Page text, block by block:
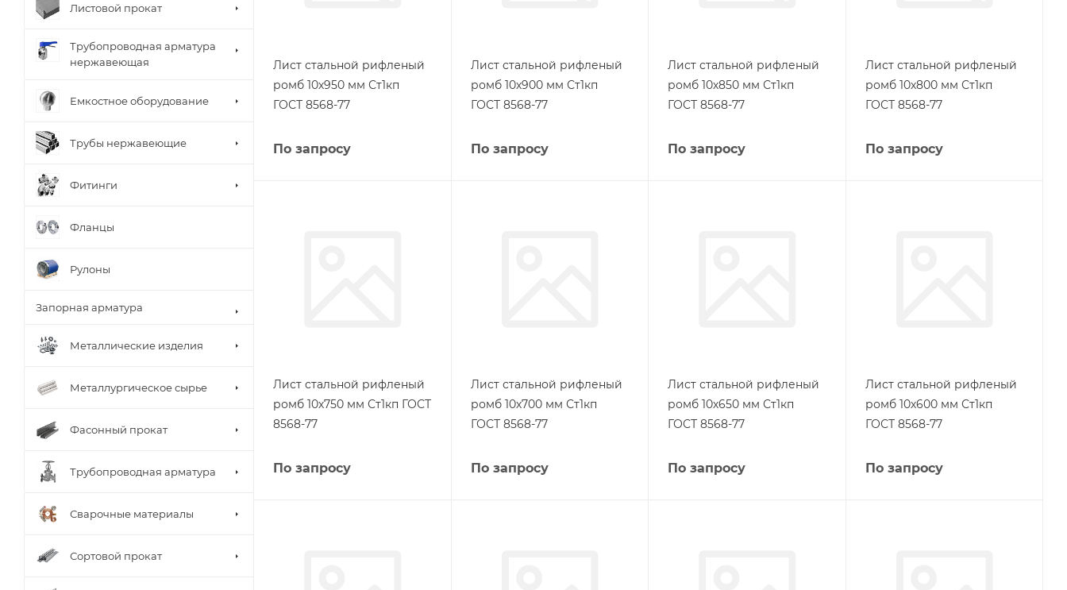
Лист стальной рифленый
ромб 10х950 мм Ст1кп
ГОСТ 8568-77
По запросу
Лист стальной рифленый
ромб 10х900 мм Ст1кп
ГОСТ 8568-77
По запросу
Лист стальной рифленый
ромб 10х850 мм Ст1кп
ГОСТ 8568-77
По запросу
Лист стальной рифленый
ромб 10х800 мм Ст1кп
ГОСТ 8568-77
По запросу
Лист стальной рифленый
ромб 10х750 мм Ст1кп ГОСТ
8568-77
По запросу
Лист стальной рифленый
ромб 10х700 мм Ст1кп
ГОСТ 8568-77
По запросу
Лист стальной рифленый
ромб 10х650 мм Ст1кп
ГОСТ 8568-77
По запросу
Лист стальной рифленый
ромб 10х600 мм Ст1кп
ГОСТ 8568-77
По запросу
Листовой прокат
Трубопроводная арматура
нержавеющая
Емкостное оборудование
Трубы нержавеющие
Фитинги
Фланцы
Рулоны
Запорная арматура
Металлические изделия
Металлургическое сырье
Фасонный прокат
Трубопроводная арматура
Сварочные материалы
Сортовой прокат